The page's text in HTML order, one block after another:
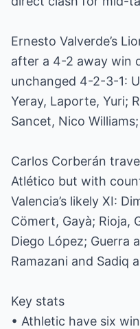
Ernesto Valverde’s
after a 4-2 away win
unchanged 4-2-3-1:
Yeray, Laporte, Yuri;
Sancet, Nico
Carlos Corberán
Atlético but with
Valencia’s likely XI:
Cömert, Gayà; Rioja,
Diego López; Guerra
Ramazani and Sadiq
Key stats
• Athletic have six